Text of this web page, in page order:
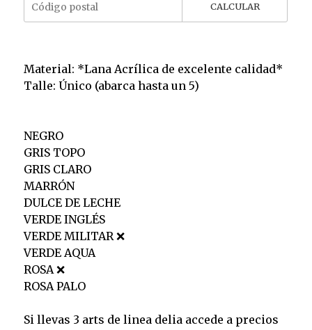
CALCULAR
Material: *Lana Acrílica de excelente calidad*
Talle: Único (abarca hasta un 5)
NEGRO
GRIS TOPO
GRIS CLARO
MARRÓN
DULCE DE LECHE
VERDE INGLÉS
VERDE MILITAR ❌️
VERDE AQUA
ROSA ❌️
ROSA PALO
Si llevas 3 arts de linea delia accede a precios